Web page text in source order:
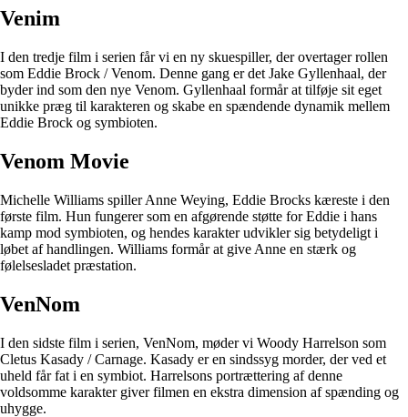
Venim
I den tredje film i serien får vi en ny skuespiller, der overtager rollen
som Eddie Brock / Venom. Denne gang er det Jake Gyllenhaal, der
byder ind som den nye Venom. Gyllenhaal formår at tilføje sit eget
unikke præg til karakteren og skabe en spændende dynamik mellem
Eddie Brock og symbioten.
Venom Movie
Michelle Williams spiller Anne Weying, Eddie Brocks kæreste i den
første film. Hun fungerer som en afgørende støtte for Eddie i hans
kamp mod symbioten, og hendes karakter udvikler sig betydeligt i
løbet af handlingen. Williams formår at give Anne en stærk og
følelsesladet præstation.
VenNom
I den sidste film i serien, VenNom, møder vi Woody Harrelson som
Cletus Kasady / Carnage. Kasady er en sindssyg morder, der ved et
uheld får fat i en symbiot. Harrelsons portrættering af denne
voldsomme karakter giver filmen en ekstra dimension af spænding og
uhygge.